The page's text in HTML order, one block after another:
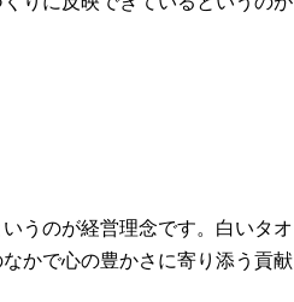
うのが経営理念です。白いタオ
かで心の豊かさに寄り添う貢献